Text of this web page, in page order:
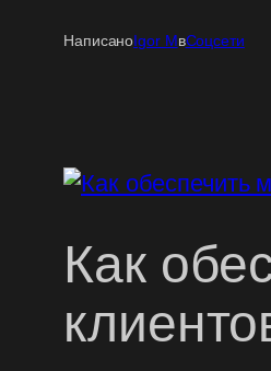
НаписаноIgor MвСоцсети
Как